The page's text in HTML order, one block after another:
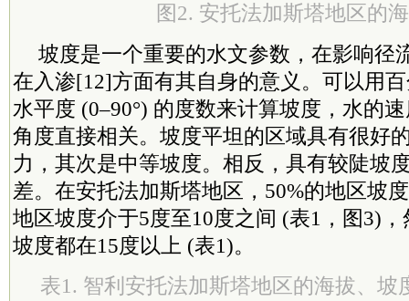
图2. 安托法加斯塔地区的
坡度是一个重要的水文参数，在影响径
在入渗[12]方面有其自身的意义。可以用
水平度 (0–90°) 的度数来计算坡度，水的
角度直接相关。坡度平坦的区域具有很好
力，其次是中等坡度。相反，具有较陡坡
差。在安托法加斯塔地区，50%的地区坡
地区坡度介于5度至10度之间 (表1，图3)
坡度都在15度以上 (表1)。
表1. 智利安托法加斯塔地区的海拔、坡